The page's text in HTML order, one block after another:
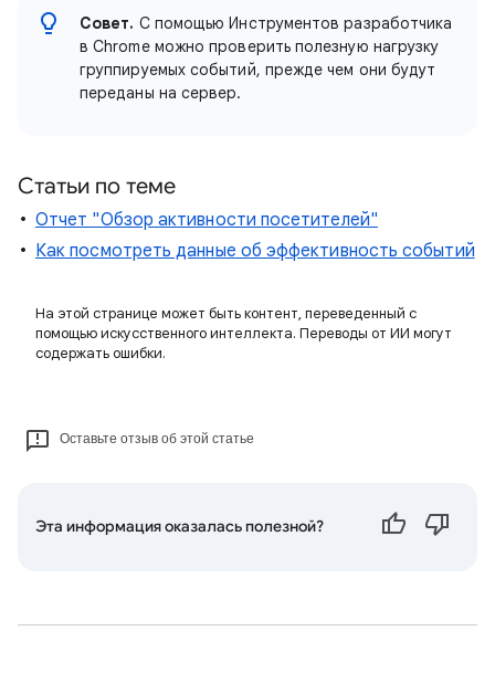
Совет. С помощью Инструментов разработчика
в Chrome можно проверить полезную нагрузку
группируемых событий, прежде чем они будут
переданы на сервер.
Статьи по теме
Отчет "Обзор активности посетителей"
Как посмотреть данные об эффективность событий
На этой странице может быть контент, переведенный с
помощью искусственного интеллекта. Переводы от ИИ могут
содержать ошибки.
Оставьте отзыв об этой статье
Эта информация оказалась полезной?